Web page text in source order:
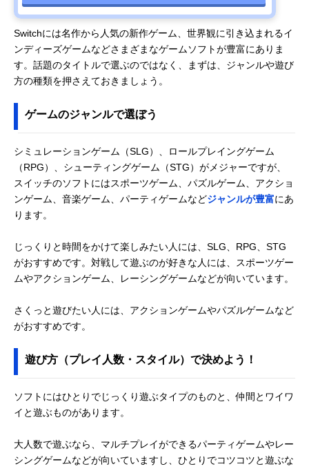
Switchには名作から人気の新作ゲーム、世界観に引き込まれるイ
ンディーズゲームなどさまざまなゲームソフトが豊富にありま
す。話題のタイトルで選ぶのではなく、まずは、ジャンルや遊び
方の種類を押さえておきましょう。
ゲームのジャンルで選ぼう
シミュレーションゲーム（SLG）、ロールプレイングゲーム
（RPG）、シューティングゲーム（STG）がメジャーですが、
スイッチのソフトにはスポーツゲーム、パズルゲーム、アクショ
ンゲーム、音楽ゲーム、パーティゲームなどジャンルが豊富にあ
ります。
じっくりと時間をかけて楽しみたい人には、SLG、RPG、STG
がおすすめです。対戦して遊ぶのが好きな人には、スポーツゲー
ムやアクションゲーム、レーシングゲームなどが向いています。
さくっと遊びたい人には、アクションゲームやパズルゲームなど
がおすすめです。
遊び方（プレイ人数・スタイル）で決めよう！
ソフトにはひとりでじっくり遊ぶタイプのものと、仲間とワイワ
イと遊ぶものがあります。
大人数で遊ぶなら、マルチプレイができるパーティゲームやレー
シングゲームなどが向いていますし、ひとりでコツコツと遊ぶな